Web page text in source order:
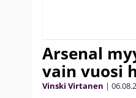
Arsenal
vain vuosi
Vinski Virtanen |